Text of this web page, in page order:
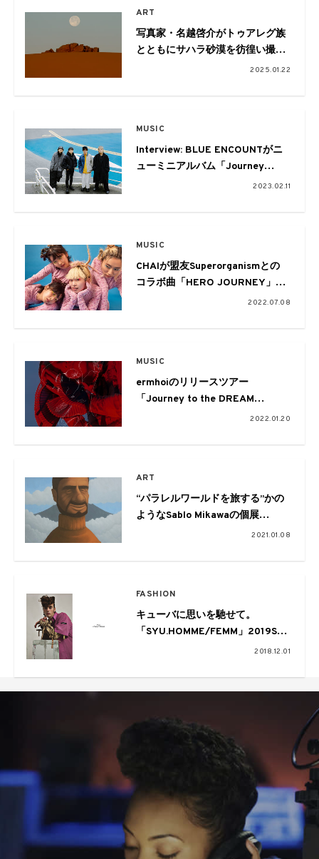
ART
写真家・名越啓介がトゥアレグ族
とともにサハラ砂漠を彷徨い撮
影。写真展「DUNE」の開催と写
2025.01.22
MUSIC
Interview: BLUE ENCOUNTがニ
ューミニアルバム「Journey
through the new door」に込めた
2023.02.11
MUSIC
CHAIが盟友Superorganismとの
コラボ曲「HERO JOURNEY」を
2022.07.08
MUSIC
ermhoiのリリースツアー
「Journey to the DREAM
LAND」にNTsKi、小林うてな率い
2022.01.20
ART
“パラレルワールドを旅する”かの
ようなSablo Mikawaの個展
2021.01.08
FASHION
キューバに思いを馳せて。
「SYU.HOMME/FEMM」2019S/S
ジュエリーも
2018.12.01